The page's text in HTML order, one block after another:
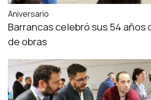
Aniversario
Barrancas celebró sus 54 años
de obras